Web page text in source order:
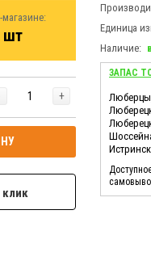
шт
+
клик
Единица
Наличие:
ЗАПАС